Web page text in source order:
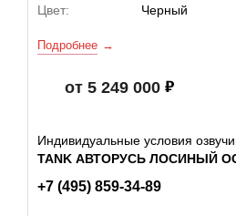
Цвет:
Черный
Подробнее
от 5 249 000
Индивидуальные условия
TANK АВТОРУСЬ ЛОСИНЫЙ
+7 (495) 859-34-89